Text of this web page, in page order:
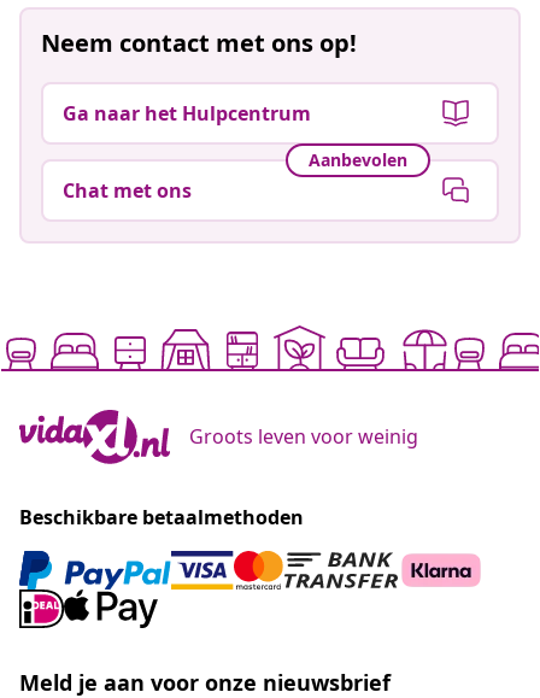
Neem contact met ons op!
Ga naar het Hulpcentrum
Aanbevolen
Chat met ons
Groots leven voor weinig
Beschikbare betaalmethoden
Meld je aan voor onze nieuwsbrief